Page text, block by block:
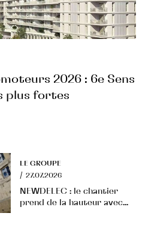
2026 : 6e Sens
plus fortes
LE GROUPE
/ 27.07.2026
NEWDELEC : le chantier
prend de la hauteur avec...